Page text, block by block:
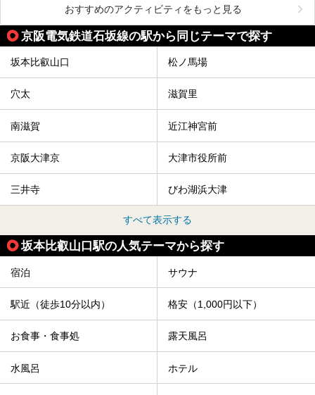
おすすめのアクティビティをもっと見る
京阪電気鉄道石坂線の駅から同じテーマで探す
坂本比叡山口 松ノ馬場
穴太 滋賀里
南滋賀 近江神宮前
京阪大津京 大津市役所前
三井寺 びわ湖浜大津
すべて表示する
坂本比叡山口駅の人気テーマから探す
宿泊 サウナ
駅近（徒歩10分以内） 格安（1,000円以下）
お食事・食事処 露天風呂
水風呂 ホテル